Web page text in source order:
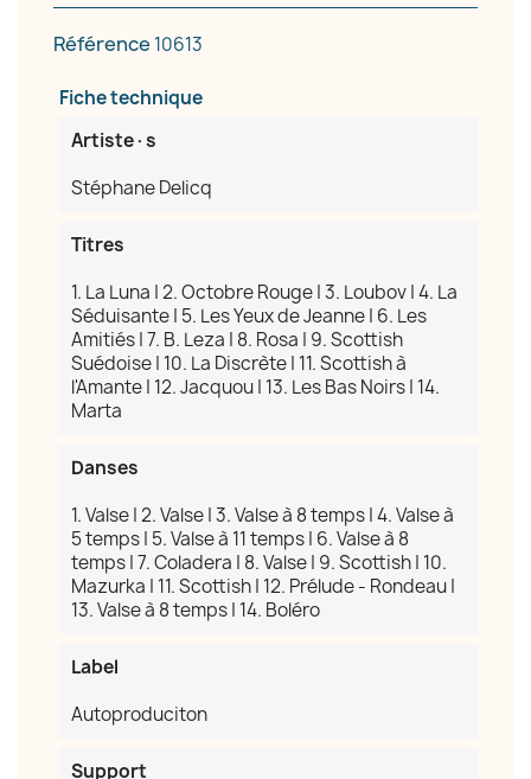
Référence 10613
Fiche technique
Artiste·s
Stéphane Delicq
Titres
1. La Luna | 2. Octobre Rouge | 3. Loubov | 4. La
Séduisante | 5. Les Yeux de Jeanne | 6. Les
Amitiés | 7. B. Leza | 8. Rosa | 9. Scottish
Suédoise | 10. La Discrète | 11. Scottish à
l'Amante | 12. Jacquou | 13. Les Bas Noirs | 14.
Marta
Danses
1. Valse | 2. Valse | 3. Valse à 8 temps | 4. Valse à
5 temps | 5. Valse à 11 temps | 6. Valse à 8
temps | 7. Coladera | 8. Valse | 9. Scottish | 10.
Mazurka | 11. Scottish | 12. Prélude - Rondeau |
13. Valse à 8 temps | 14. Boléro
Label
Autoproduciton
Support